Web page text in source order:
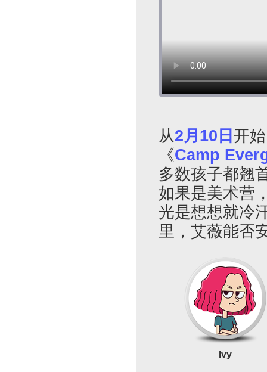
从2月10日 开
《Camp
多数孩子都翘
如果是美术营
光是想想就冷
里，艾薇能否
Ivy